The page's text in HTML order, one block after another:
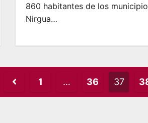
860 habitantes de los
Nirgua…
Posts
pagination
1 … 36 37